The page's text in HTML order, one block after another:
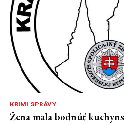
KRIMI SPRÁVY
Žena mala bodnúť